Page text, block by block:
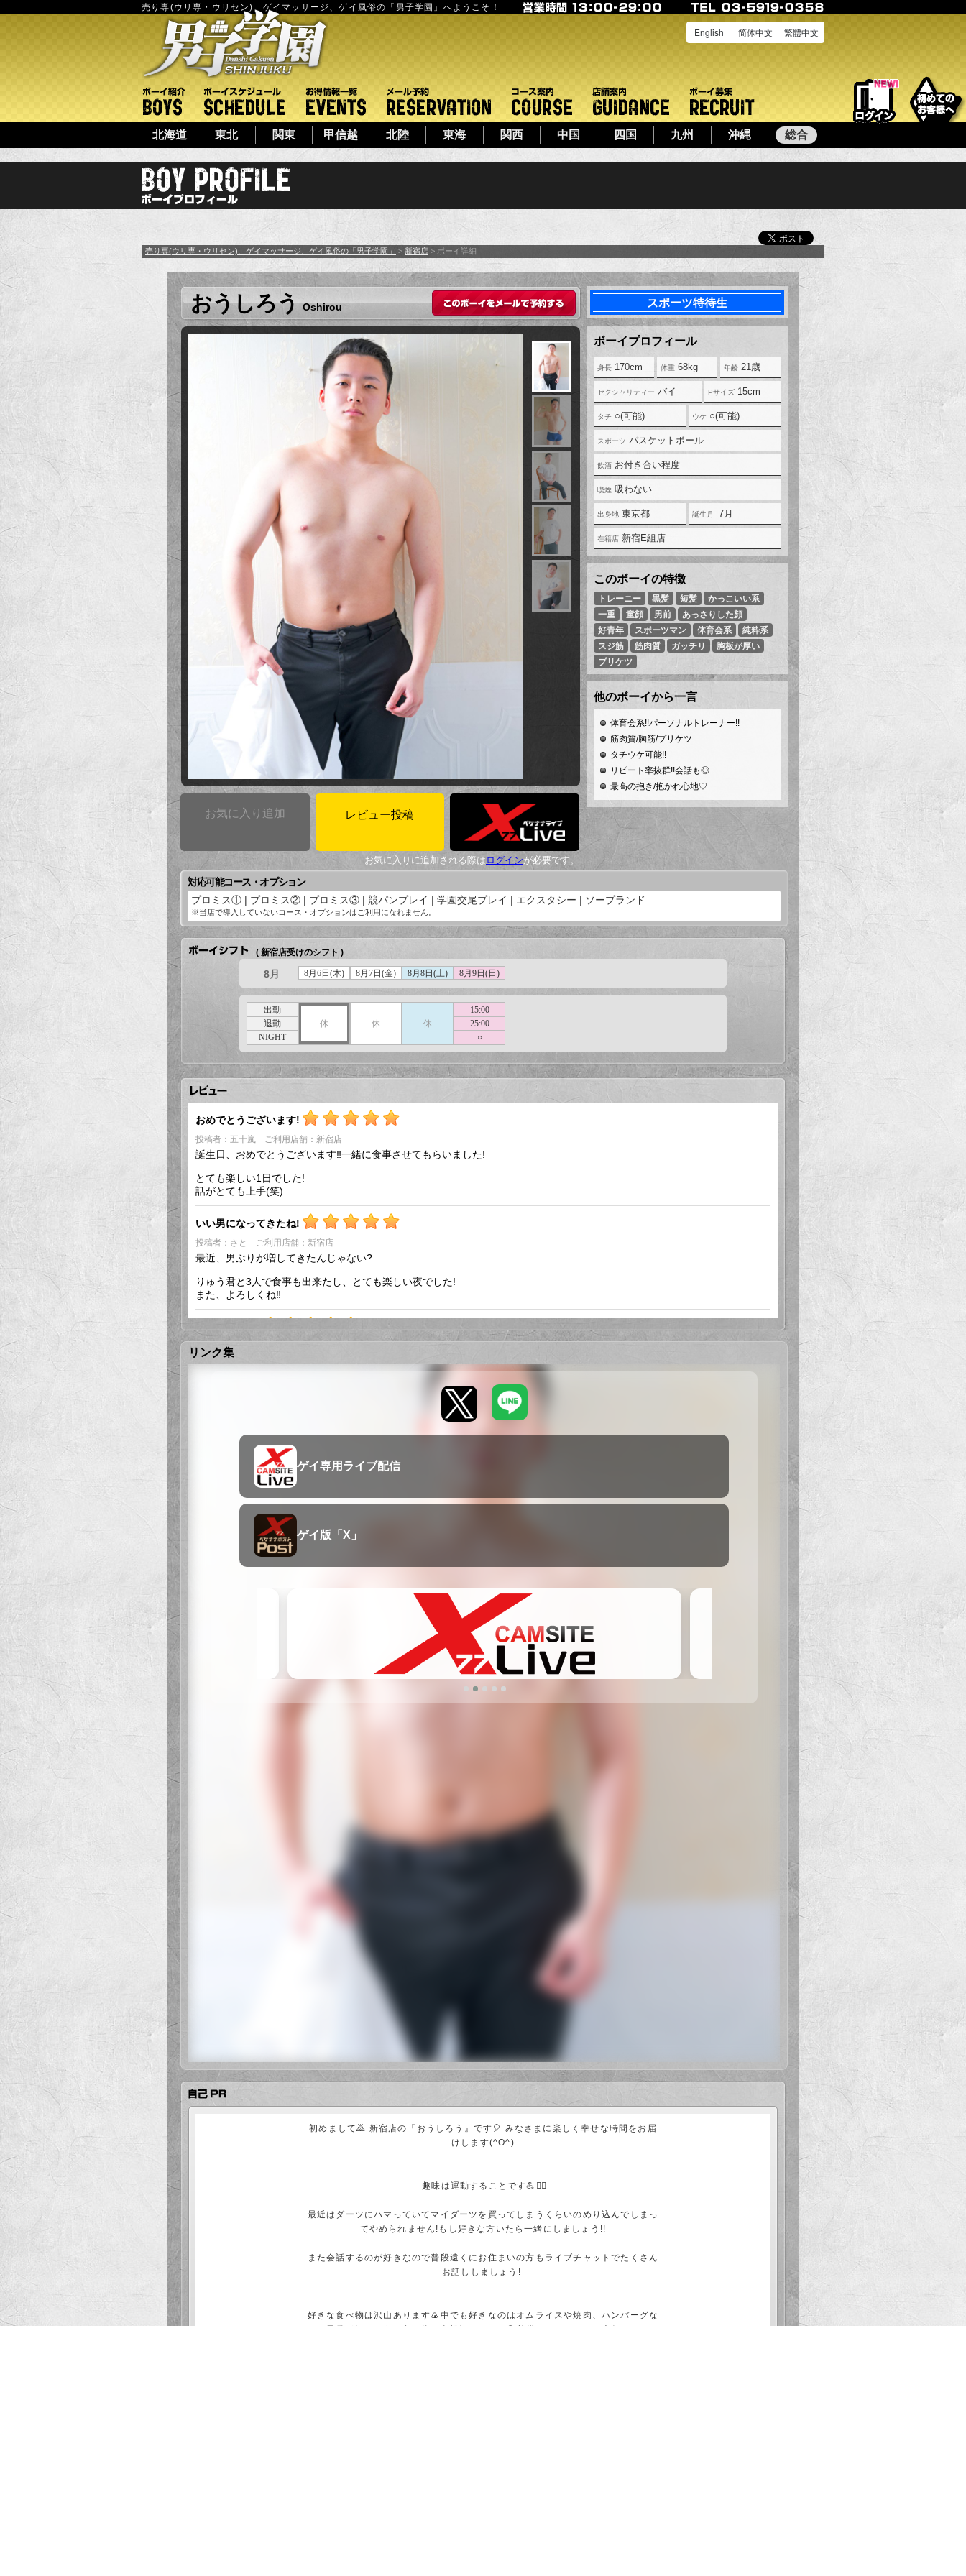
売り専(ウリ専・ウリセン)、ゲイマッサージ、ゲイ風俗の「男子学園」へようこそ！
English 简体中文 繁體中文
北海道 東北 関東 甲信越 北陸 東海 関西 中国 四国 九州 沖縄 総合
ボーイ紹介 ボーイシフト イベント一覧 メール予約 コース案内 店舗案内
ログイン
売り専(ウリ専・ウリセン)、ゲイマッサージ、ゲイ風俗の「男子学園」 > 新宿店 > ボーイ詳細
おうしろう Oshirou
このボーイをメールで予約する
お気に入り追加 レビュー投稿
お気に入りに追加される際は ログインが必要です。
スポーツ特待生
170cm 68kg 21歳
バイ 15cm
○(可能) ○(可能)
バスケットボール
お付き合い程度
吸わない
東京都 7月
新宿E組店
トレーニー 黒髪 短髪
かっこいい系
一重
童顔 男前
あっさりした顔
好青年
スポーツマン 体育会系
純粋系
スジ筋
筋肉質 ガッチリ
胸板が厚い
プリケツ
体育会系!!パーソナルトレーナー!!
筋肉質/胸筋/プリケツ
タチウケ可能!!
リピート率抜群!!会話も◎
最高の抱き/抱かれ心地♡
対応可能コース・オプション
プロミス① | プロミス② | プロミス③ | 競パンプレイ | 学園交尾プレイ | エクスタシー | ソープランド
※当店で導入していないコース・オプションはご利用になれません。
( 新宿店受けのシフト )
8月 8月6日(木) 8月7日(金) 8月8日(土) 8月9日(日)
出勤
退勤
NIGHT
休 休 休
15:00
25:00
○
おめでとうございます!
投稿者：五十嵐 ご利用店舗：新宿店
誕生日、おめでとうございます‼️一緒に食事させてもらいました!
とても楽しい1日でした!
話がとても上手(笑)
いい男になってきたね!
投稿者：さと ご利用店舗：新宿店
最近、男ぶりが増してきたんじゃない?
りゅう君と3人で食事も出来たし、とても楽しい夜でした!
また、よろしくね‼️
おうしろう君!
投稿者：忍豚 ご利用店舗：新宿店
スポーツ特待生のボーイさんを指名してみました!
破顔って言葉がふさわしいほど、笑顔が赤ちゃんみたいにキュート。
それなのに力こぶも触らしてもらいましたが、すごい筋肉をお持ちです笑
笑顔が本当に素敵ですよね!
投稿者：京王ジロー ご利用店舗：新宿店
ペケナナで話していたのですが、その後夜タイミングが合ったので食事をさせてもらいました。
服を着ていても分かる盛り上がった筋肉には当然萌えますが、とにかく笑顔が子供のように無邪気で可愛い。頭の回転も早い
し、話も面白いですから、一緒にいて本当に時間を忘れてしまいそうになります。
次はデートだけでなく、泊まりも一緒にしてもらいたいものです😊
しばらくぶりにお会いできました!
投稿者：さと ご利用店舗：新宿店
前と変わらずこんなワガママな客にも真摯に接してくれる、とても良いボーイさんです!また、よろしくお願いします!
投稿者：さと ご利用店舗：新宿店
しばらくお会いできない感じになるようですが、また心から会いたくなるボーイさんですので、戻って来るのを心待ちにしてお
お誕生日おめでとうございます!
21歳笑の誕生日おめでとうございます!
はいど君と食事をし、ささやかなお祝いをさせてもらうつもりでいましたが、逆にこちらがおうしろう君の笑顔に癒されてしま
筋肉もどんどんすごくなっていくし、いつも通りトーク力もさすが!どんどん遠い存在になってしまいそうで怖いです。
また相手してやってください。よろしくお願いしますね☺️
本日もファンミーティングに参加させてもらいましたw
何回かお会いしてますが、いつも新たな発見をさせられるし飽きさせないサービス精神には、いつも勉強させてもらってますw
特に見ず知らずの方から頂いたケーキを一瞬で消す魔術には圧巻させられました☺️
いつもいつもありがとう!また、一ファンとして会いに行きます!!
投稿者：匿名希望 ご利用店舗：新宿店
何だかんだと、指名させてもらっていますが、いつもあの笑顔が見たくてリピーターになっちゃってます。
また、お会いしましょう!ありがとうございました!
投稿者：さと ご利用店舗：イチャキャバ新宿店
少しの時間ではありましたが、しんたろう君と3人で飲ませてもらいました。
お酒があんなに強いとは思ってもいませんでした!色んな意味で完敗ですw
また会うのを楽しみにしています!よろしくお願いします🙇
リンク集
初めまして🙇 新宿店の『おうしろう』です🎈 みなさまに楽しく幸せな時間をお届
けします(^O^)
趣味は運動することです💪🏃‍♀️
最近はダーツにハマっていてマイダーツを買ってしまうくらいのめり込んでしまっ
てやめられません!もし好きな方いたら一緒にしましょう!!
また会話するのが好きなので普段遠くにお住まいの方もライブチャットでたくさん
お話ししましょう!
好きな食べ物は沢山あります🍙中でも好きなのはオムライスや焼肉、ハンバーグな
どの子供が好きそうな食べ物は全部好きです🫶😋甘党なのでスイーツ大好きです🍰